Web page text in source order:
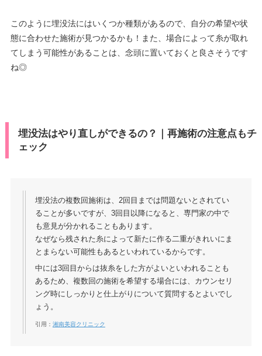
このように埋没法にはいくつか種類があるので、自分の希望や状
態に合わせた施術が見つかるかも！また、場合によって糸が取れ
てしまう可能性があることは、念頭に置いておくと良さそうです
ね◎
埋没法はやり直しができるの？｜再施術の注意点もチ
ェック
埋没法の複数回施術は、2回目までは問題ないとされてい
ることが多いですが、3回目以降になると、専門家の中で
も意見が分かれることもあります。
なぜなら残された糸によって新たに作る二重がきれいにま
とまらない可能性もあるといわれているからです。
中には3回目からは抜糸をした方がよいといわれることも
あるため、複数回の施術を希望する場合には、カウンセリ
ング時にしっかりと仕上がりについて質問するとよいでし
ょう。
引用： 湘南美容クリニック